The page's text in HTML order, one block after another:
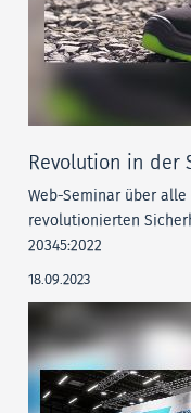
Revolution in der
Web-Seminar über
revolutionierten
20345:2022
18.09.2023